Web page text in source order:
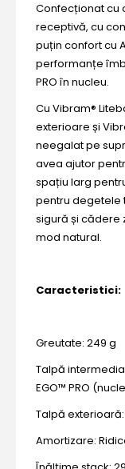
Confecționat cu
receptivă, cu
puțin confort cu
performanțe
PRO în nucleu.
Cu Vibram®
exterioare și
neegalat pe
avea ajutor
spațiu larg
pentru degetele
sigură și cădere
mod natural.
Caracteristici:
Greutate: 249 g
Talpă
EGO™ PRO
Talpă
Amortizare: